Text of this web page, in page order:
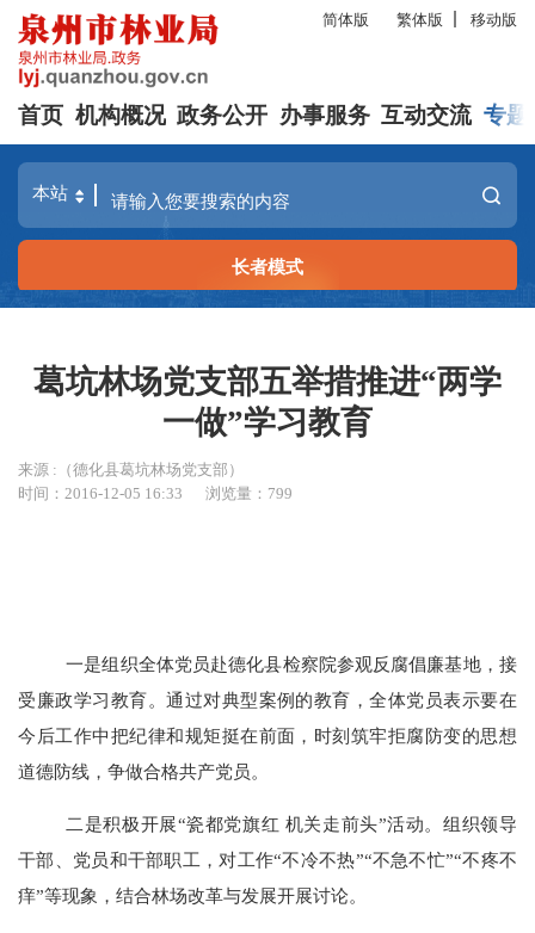
简体版 繁体版 移动版
首页 机构概况 政务公开 办事服务 互动交流 专题
长者模式
葛坑林场党支部五举措推进“两学
一做”学习教育
来源 :（德化县葛坑林场党支部）
时间：2016-12-05 16:33
浏览量： 799
一是组织全体党员赴德化县检察院参观反腐倡廉基地，接
受廉政学习教育。通过对典型案例的教育，全体党员表示要在
今后工作中把纪律和规矩挺在前面，时刻筑牢拒腐防变的思想
道德防线，争做合格共产党员。
二是积极开展“瓷都党旗红 机关走前头”活动。组织领导
干部、党员和干部职工，对工作“不冷不热”“不急不忙”“不疼不
痒”等现象，结合林场改革与发展开展讨论。